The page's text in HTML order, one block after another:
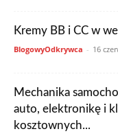
Kremy BB i CC w
BlogowyOdkrywca - 16
Mechanika
auto, elektronikę i
kosztownych...